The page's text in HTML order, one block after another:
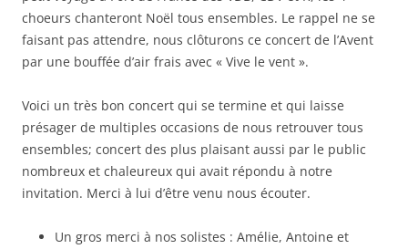
choeurs chanteront Noël tous ensembles. Le rappel ne se
faisant pas attendre, nous clôturons ce concert de l’Avent
par une bouffée d’air frais avec « Vive le vent ».
Voici un très bon concert qui se termine et qui laisse
présager de multiples occasions de nous retrouver tous
ensembles; concert des plus plaisant aussi par le public
nombreux et chaleureux qui avait répondu à notre
invitation. Merci à lui d’être venu nous écouter.
Un gros merci à nos solistes : Amélie, Antoine et